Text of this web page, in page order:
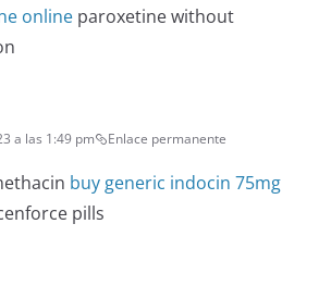
online paroxetine without
a las 1:49 pm Enlace permanente
buy generic indocin 75mg
pills